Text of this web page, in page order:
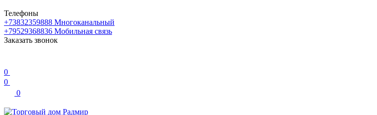
Телефоны
+73832359888 Многоканальный
+79529368836 Мобильная связь
Заказать звонок
0
0
0